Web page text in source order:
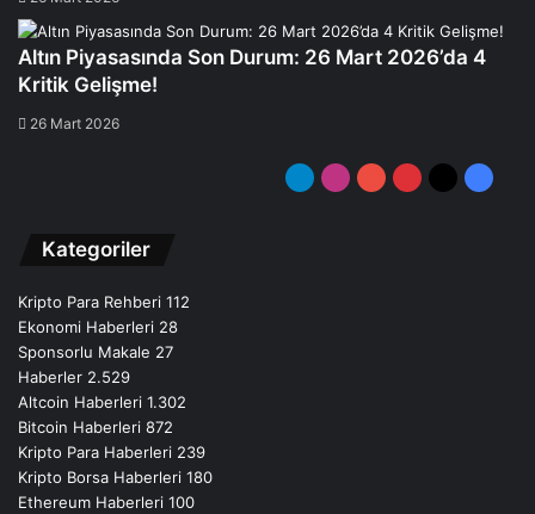
Altın Piyasasında Son Durum: 26 Mart 2026’da 4
Kritik Gelişme!
26 Mart 2026
Pinterest
YouTube
Instagram
Telegram
Kategoriler
Kripto Para Rehberi 112
Ekonomi Haberleri 28
Sponsorlu Makale 27
Haberler 2.529
Altcoin Haberleri 1.302
Bitcoin Haberleri 872
Kripto Para Haberleri 239
Kripto Borsa Haberleri 180
Ethereum Haberleri 100